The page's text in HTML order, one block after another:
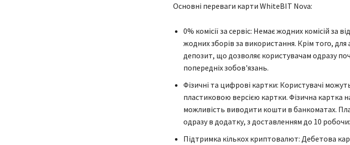
Основні переваги карти WhiteBIT Nova:
0% комісії за сервіс: Немає жодних комісій за
жодних зборів за використання. Крім того,
депозит, що дозволяє користувачам одразу
попередніх зобов'язань.
Фізичні та цифрові картки: Користувачі
пластиковою версією картки. Фізична картка
можливість виводити кошти в банкоматах.
одразу в додатку, з доставленням до 10
Підтримка кількох криптовалют: Дебетова